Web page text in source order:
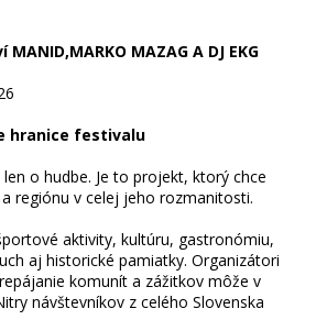
MAZAG A DJ EKG
hranice festivalu
o hudbe. Je to projekt, ktorý chce
regiónu v celej jeho rozmanitosti.
aktivity, kultúru, gastronómiu,
aj historické pamiatky. Organizátori
komunít a zážitkov môže v
návštevníkov z celého Slovenska